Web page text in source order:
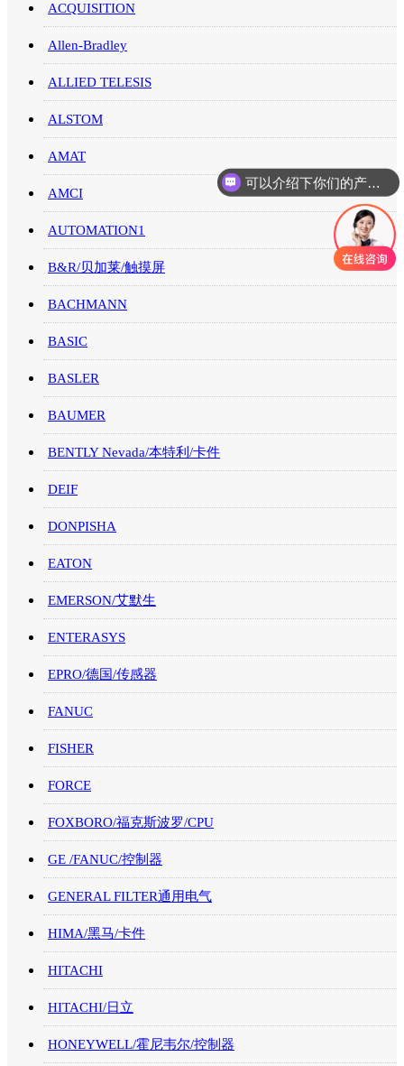
ACQUISITION
Allen-Bradley
ALLIED TELESIS
ALSTOM
AMAT
AMCI
AUTOMATION1
B&R/贝加莱/触摸屏
BACHMANN
BASIC
BASLER
BAUMER
BENTLY Nevada/本特利/卡件
DEIF
DONPISHA
EATON
EMERSON/艾默生
ENTERASYS
EPRO/德国/传感器
FANUC
FISHER
FORCE
FOXBORO/福克斯波罗/CPU
GE /FANUC/控制器
GENERAL FILTER通用电气
HIMA/黑马/卡件
HITACHI
HITACHI/日立
HONEYWELL/霍尼韦尔/控制器
可以介绍下你们的产品么
你们是怎么收费的呢